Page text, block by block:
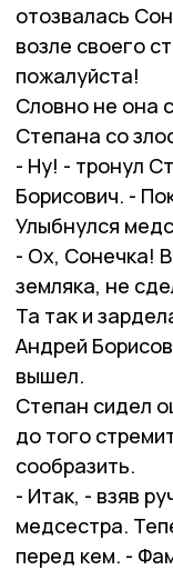
отозвалась
возле своего
пожалуйста!
Словно не она
Степана со
- Ну! - тронул
Борисович. -
Улыбнулся
- Ох, Сонечка!
земляка, не
Та так и
Андрей
вышел.
Степан сидел
до того
сообразить.
- Итак, - взяв
медсестра.
перед кем. -